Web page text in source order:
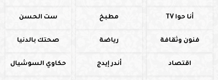
أنا حوا TV مطبخ ست الحسن
فنون وثقافة رياضة صحتك بالدنيا
اقتصاد أندر إيدج حكاوي السوشيال